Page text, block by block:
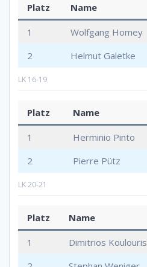
Platz Name
1 Wolfgang Homey
2
Helmut Galetke
LK 16-19
Platz Name
1 Herminio Pinto
2
Pierre Pütz
LK 20-21
Platz Name
1 Dimitrios Koulouris